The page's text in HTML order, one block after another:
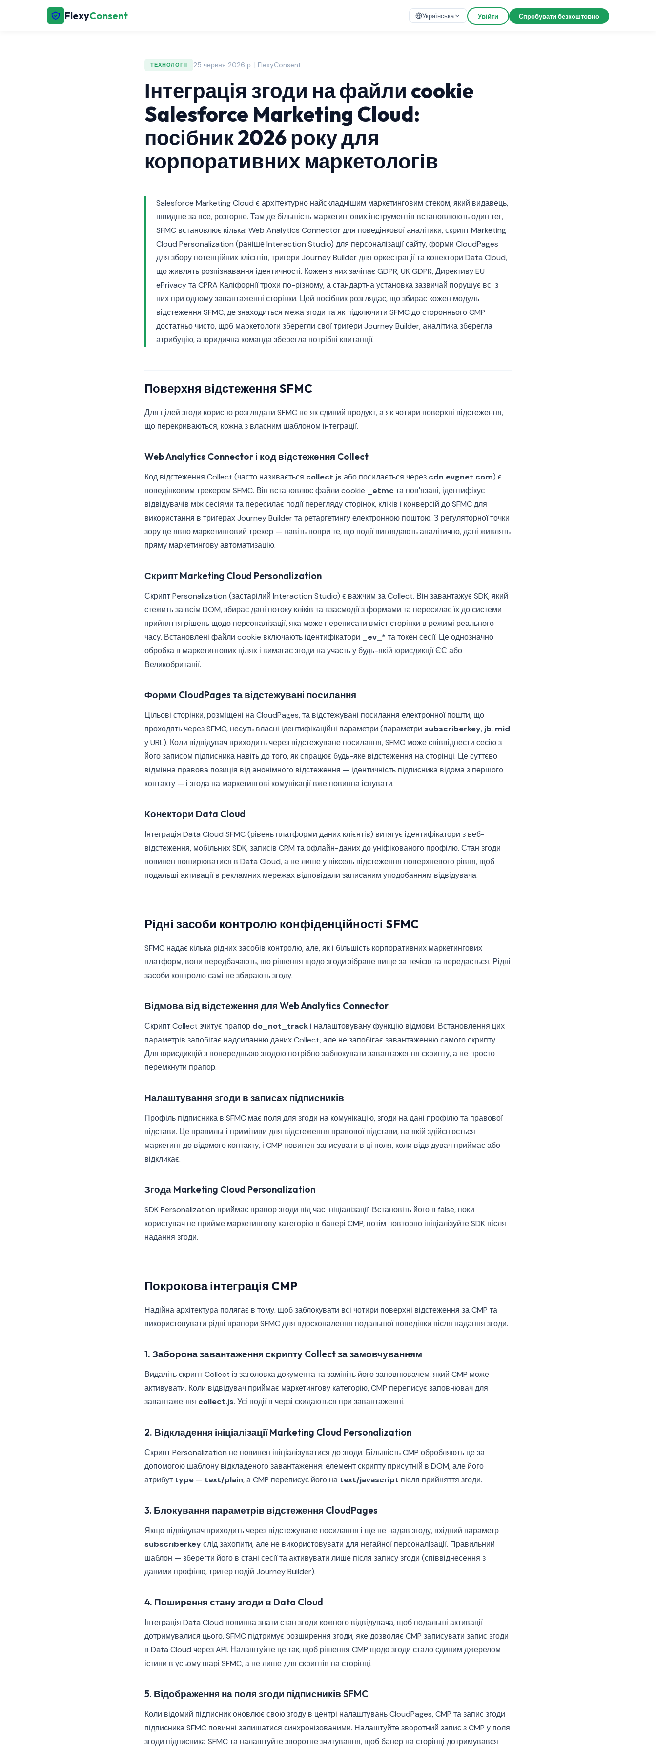
FlexyConsent Українська Увійти Спробувати безкоштовно
ТЕХНОЛОГІЇ 25 червня 2026 р. | FlexyConsent
Інтеграція згоди на файли cookie
Salesforce Marketing Cloud:
посібник 2026 року для
корпоративних маркетологів
Salesforce Marketing Cloud є архітектурно найскладнішим маркетинговим стеком, який видавець,
швидше за все, розгорне. Там де більшість маркетингових інструментів встановлюють один тег,
SFMC встановлює кілька: Web Analytics Connector для поведінкової аналітики, скрипт Marketing
Cloud Personalization (раніше Interaction Studio) для персоналізації сайту, форми CloudPages
для збору потенційних клієнтів, тригери Journey Builder для оркестрації та конектори Data Cloud,
що живлять розпізнавання ідентичності. Кожен з них зачіпає GDPR, UK GDPR, Директиву EU
ePrivacy та CPRA Каліфорнії трохи по-різному, а стандартна установка зазвичай порушує всі з
них при одному завантаженні сторінки. Цей посібник розглядає, що збирає кожен модуль
відстеження SFMC, де знаходиться межа згоди та як підключити SFMC до стороннього CMP
достатньо чисто, щоб маркетологи зберегли свої тригери Journey Builder, аналітика зберегла
атрибуцію, а юридична команда зберегла потрібні квитанції.
Поверхня відстеження SFMC
Для цілей згоди корисно розглядати SFMC не як єдиний продукт, а як чотири поверхні відстеження,
що перекриваються, кожна з власним шаблоном інтеграції.
Web Analytics Connector і код відстеження Collect
Код відстеження Collect (часто називається collect.js або посилається через cdn.evgnet.com) є
поведінковим трекером SFMC. Він встановлює файли cookie
_etmc та пов'язані, ідентифікує
відвідувачів між сесіями та пересилає події перегляду сторінок, кліків і конверсій до SFMC для
використання в тригерах Journey Builder та ретаргетингу електронною поштою. З регуляторної точки
зору це явно маркетинговий трекер — навіть попри те, що події виглядають аналітично, дані живлять
пряму маркетингову автоматизацію.
Скрипт Marketing Cloud Personalization
Скрипт Personalization (застарілий Interaction Studio) є важчим за Collect. Він завантажує SDK, який
стежить за всім DOM, збирає дані потоку кліків та взаємодії з формами та пересилає їх до системи
прийняття рішень щодо персоналізації, яка може переписати вміст сторінки в режимі реального
часу. Встановлені файли cookie включають ідентифікатори
_ev_* та токен сесії. Це однозначно
обробка в маркетингових цілях і вимагає згоди на участь у будь-якій юрисдикції ЄС або
Великобританії.
Форми CloudPages та відстежувані посилання
Цільові сторінки, розміщені на CloudPages, та відстежувані посилання електронної пошти, що
проходять через SFMC, несуть власні ідентифікаційні параметри (параметри subscriberkey, jb, mid
у URL). Коли відвідувач приходить через відстежуване посилання, SFMC може співвіднести сесію з
його записом підписника навіть до того, як спрацює будь-яке відстеження на сторінці. Це суттєво
відмінна правова позиція від анонімного відстеження — ідентичність підписника відома з першого
контакту — і згода на маркетингові комунікації вже повинна існувати.
Конектори Data Cloud
Інтеграція Data Cloud SFMC (рівень платформи даних клієнтів) витягує ідентифікатори з веб-
відстеження, мобільних SDK, записів CRM та офлайн-даних до уніфікованого профілю. Стан згоди
повинен поширюватися в Data Cloud, а не лише у піксель відстеження поверхневого рівня, щоб
подальші активації в рекламних мережах відповідали записаним уподобанням відвідувача.
Рідні засоби контролю конфіденційності SFMC
SFMC надає кілька рідних засобів контролю, але, як і більшість корпоративних маркетингових
платформ, вони передбачають, що рішення щодо згоди зібране вище за течією та передається. Рідні
засоби контролю самі не збирають згоду.
Відмова від відстеження для Web Analytics Connector
Скрипт Collect зчитує прапор do_not_track і налаштовувану функцію відмови. Встановлення цих
параметрів запобігає надсиланню даних Collect, але не запобігає завантаженню самого скрипту.
Для юрисдикцій з попередньою згодою потрібно заблокувати завантаження скрипту, а не просто
перемкнути прапор.
Налаштування згоди в записах підписників
Профіль підписника в SFMC має поля для згоди на комунікацію, згоди на дані профілю та правової
підстави. Це правильні примітиви для відстеження правової підстави, на якій здійснюється
маркетинг до відомого контакту, і CMP повинен записувати в ці поля, коли відвідувач приймає або
відкликає.
Згода Marketing Cloud Personalization
SDK Personalization приймає прапор згоди під час ініціалізації. Встановіть його в false, поки
користувач не прийме маркетингову категорію в банері CMP, потім повторно ініціалізуйте SDK після
надання згоди.
Покрокова інтеграція CMP
Надійна архітектура полягає в тому, щоб заблокувати всі чотири поверхні відстеження за CMP та
використовувати рідні прапори SFMC для вдосконалення подальшої поведінки після надання згоди.
1. Заборона завантаження скрипту Collect за замовчуванням
Видаліть скрипт Collect із заголовка документа та замініть його заповнювачем, який CMP може
активувати. Коли відвідувач приймає маркетингову категорію, CMP переписує заповнювач для
завантаження collect.js. Усі події в черзі скидаються при завантаженні.
2. Відкладення ініціалізації Marketing Cloud Personalization
Скрипт Personalization не повинен ініціалізуватися до згоди. Більшість CMP обробляють це за
допомогою шаблону відкладеного завантаження: елемент скрипту присутній в DOM, але його
атрибут type — text/plain, а CMP переписує його на text/javascript після прийняття згоди.
3. Блокування параметрів відстеження CloudPages
Якщо відвідувач приходить через відстежуване посилання і ще не надав згоду, вхідний параметр
subscriberkeyслід захопити, але не використовувати для негайної персоналізації. Правильний
шаблон — зберегти його в стані сесії та активувати лише після запису згоди (співвіднесення з
даними профілю, тригер подій Journey Builder).
4. Поширення стану згоди в Data Cloud
Інтеграція Data Cloud повинна знати стан згоди кожного відвідувача, щоб подальші активації
дотримувалися цього. SFMC підтримує розширення згоди, яке дозволяє CMP записувати запис згоди
в Data Cloud через API. Налаштуйте це так, щоб рішення CMP щодо згоди стало єдиним джерелом
істини в усьому шарі SFMC, а не лише для скриптів на сторінці.
5. Відображення на поля згоди підписників SFMC
Коли відомий підписник оновлює свою згоду в центрі налаштувань CloudPages, CMP та запис згоди
підписника SFMC повинні залишатися синхронізованими. Налаштуйте зворотний запис з CMP у поля
згоди підписника SFMC та налаштуйте зворотне зчитування, щоб банер на сторінці дотримувався